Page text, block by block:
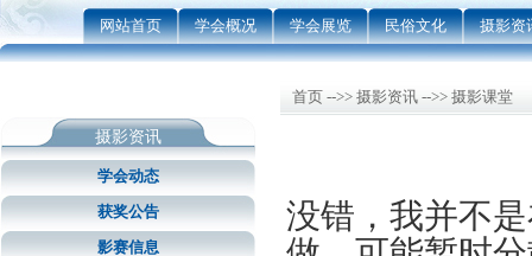
网站首页 学会概况 学会展览 民俗文化 摄影资
摄影资讯
学会动态
获奖公告
影赛信息
首页 -->> 摄影资讯 -->> 摄影课堂
没错，我并不